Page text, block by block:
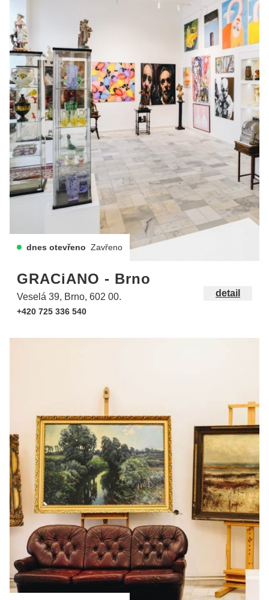
dnes otevřeno Zavřeno
GRACiANO - Brno
Veselá 39, Brno, 602 00.
+420 725 336 540
detail